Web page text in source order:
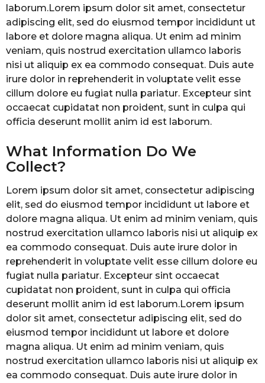
laborum.Lorem ipsum dolor sit amet, consectetur
adipiscing elit, sed do eiusmod tempor incididunt ut
labore et dolore magna aliqua. Ut enim ad minim
veniam, quis nostrud exercitation ullamco laboris
nisi ut aliquip ex ea commodo consequat. Duis aute
irure dolor in reprehenderit in voluptate velit esse
cillum dolore eu fugiat nulla pariatur. Excepteur sint
occaecat cupidatat non proident, sunt in culpa qui
officia deserunt mollit anim id est laborum.
What Information Do We
Collect?
Lorem ipsum dolor sit amet, consectetur adipiscing
elit, sed do eiusmod tempor incididunt ut labore et
dolore magna aliqua. Ut enim ad minim veniam, quis
nostrud exercitation ullamco laboris nisi ut aliquip ex
ea commodo consequat. Duis aute irure dolor in
reprehenderit in voluptate velit esse cillum dolore eu
fugiat nulla pariatur. Excepteur sint occaecat
cupidatat non proident, sunt in culpa qui officia
deserunt mollit anim id est laborum.Lorem ipsum
dolor sit amet, consectetur adipiscing elit, sed do
eiusmod tempor incididunt ut labore et dolore
magna aliqua. Ut enim ad minim veniam, quis
nostrud exercitation ullamco laboris nisi ut aliquip ex
ea commodo consequat. Duis aute irure dolor in